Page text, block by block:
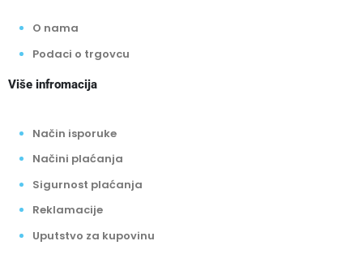
O nama
Podaci o trgovcu
Više infromacija
Način isporuke
Načini plaćanja
Sigurnost plaćanja
Reklamacije
Uputstvo za kupovinu